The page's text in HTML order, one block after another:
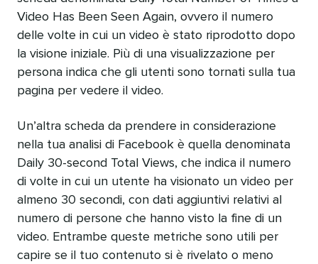
Video Has Been Seen Again, ovvero il numero
delle volte in cui un video è stato riprodotto dopo
la visione iniziale. Più di una visualizzazione per
persona indica che gli utenti sono tornati sulla tua
pagina per vedere il video.
Un’altra scheda da prendere in considerazione
nella tua analisi di Facebook è quella denominata
Daily 30-second Total Views, che indica il numero
di volte in cui un utente ha visionato un video per
almeno 30 secondi, con dati aggiuntivi relativi al
numero di persone che hanno visto la fine di un
video. Entrambe queste metriche sono utili per
capire se il tuo contenuto si è rivelato o meno